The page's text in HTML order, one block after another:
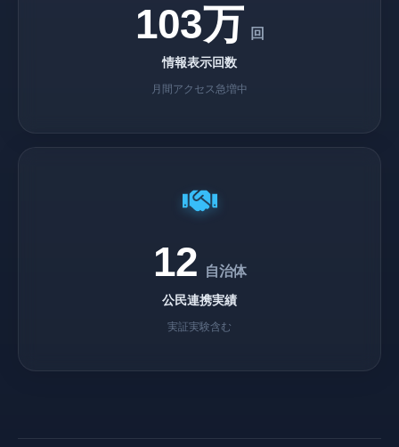
103万 回
情報表示回数
月間アクセス急増中
12 自治体
公民連携実績
実証実験含む